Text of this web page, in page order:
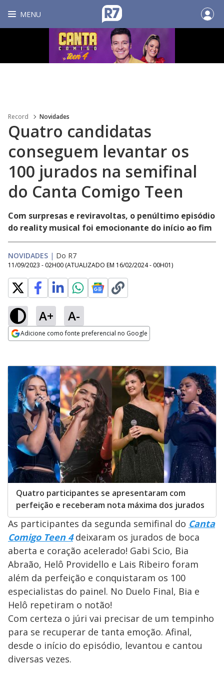
MENU
Record Novidades
Quatro candidatas
conseguem levantar os
100 jurados na semifinal
do Canta Comigo Teen
Com surpresas e reviravoltas, o penúltimo episódio
do reality musical foi emocionante do início ao fim
NOVIDADES | Do R7
11/09/2023 - 02H00 (ATUALIZADO EM 16/02/2024 - 00H01)
A+ A-
Adicione como fonte preferencial no Google
Quatro participantes se apresentaram com
perfeição e receberam nota máxima dos jurados
As participantes da segunda semifinal do Canta
Comigo Teen 4deixaram os jurados de boca
aberta e coração acelerado! Gabi Scio, Bia
Abraão, Helô Providello e Lais Ribeiro foram
além da perfeição e conquistaram os 100
especialistas do painel. No Duelo Final, Bia e
Helô repetiram o notão!
Com certeza o júri vai precisar de um tempinho
para se recuperar de tanta emoção. Afinal,
desde o início do episódio, levantou e cantou
diversas vezes.